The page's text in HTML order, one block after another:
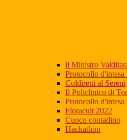
il Ministro
Protocollo
Coldiretti al Sereni
Il Policlinico di
Protocollo
Floracult 2022
Cuoco contadino
Hackathon